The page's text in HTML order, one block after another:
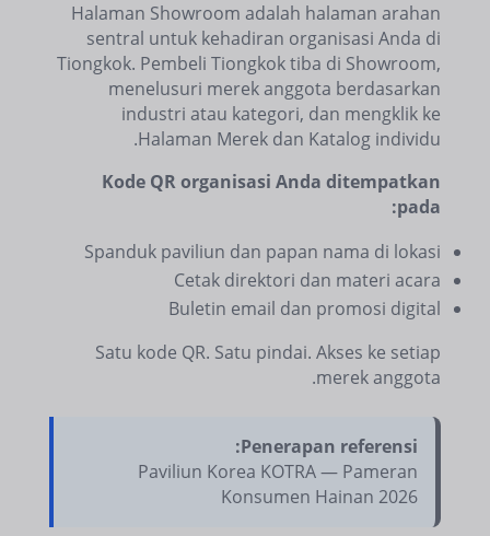
Halaman Showroom adalah halaman arahan
sentral untuk kehadiran organisasi Anda di
Tiongkok. Pembeli Tiongkok tiba di Showroom,
menelusuri merek anggota berdasarkan
industri atau kategori, dan mengklik ke
Halaman Merek dan Katalog individu.
Kode QR organisasi Anda ditempatkan
pada:
Spanduk paviliun dan papan nama di lokasi
Cetak direktori dan materi acara
Buletin email dan promosi digital
Satu kode QR. Satu pindai. Akses ke setiap
merek anggota.
Penerapan referensi:
Paviliun Korea KOTRA — Pameran
Konsumen Hainan 2026